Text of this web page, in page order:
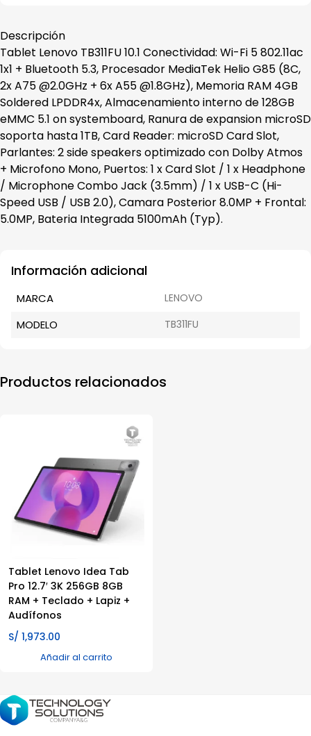
4GB
RAM
128GB
cantidad
Descripción
Tablet Lenovo TB311FU 10.1 Conectividad: Wi-Fi 5 802.11ac
1x1 + Bluetooth 5.3, Procesador MediaTek Helio G85 (8C,
2x A75 @2.0GHz + 6x A55 @1.8GHz), Memoria RAM 4GB
Soldered LPDDR4x, Almacenamiento interno de 128GB
eMMC 5.1 on systemboard, Ranura de expansion microSD
soporta hasta 1TB, Card Reader: microSD Card Slot,
Parlantes: 2 side speakers optimizado con Dolby Atmos
+ Microfono Mono, Puertos: 1 x Card Slot / 1 x Headphone
/ Microphone Combo Jack (3.5mm) / 1 x USB-C (Hi-
Speed USB / USB 2.0), Camara Posterior 8.0MP + Frontal:
5.0MP, Bateria Integrada 5100mAh (Typ).
Información adicional
MARCA LENOVO
MODELO TB311FU
Productos relacionados
Tablet Lenovo Idea Tab
Pro 12.7′ 3K 256GB 8GB
RAM + Teclado + Lapiz +
Audífonos
S/ 1,973.00
Añadir al carrito